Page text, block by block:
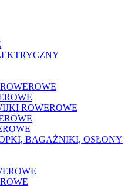
ROWEROWE
BAGAŻNIKI, OSŁONY